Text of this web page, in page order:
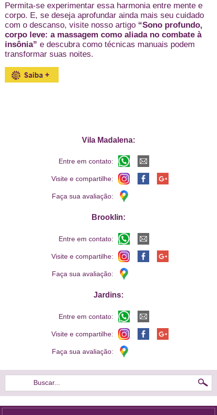
Permita-se experimentar essa harmonia entre mente e
corpo. E, se deseja aprofundar ainda mais seu cuidado
com o descanso, visite nosso artigo “Sono profundo,
corpo leve: a massagem como aliada no combate à
insônia” e descubra como técnicas manuais podem
transformar suas noites.
Vila Madalena:
Entre em contato:
Visite e compartilhe:
Faça sua avaliação:
Brooklin:
Entre em contato:
Visite e compartilhe:
Faça sua avaliação:
Jardins:
Entre em contato:
Visite e compartilhe:
Faça sua avaliação:
Buscar...